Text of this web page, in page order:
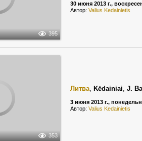
395
30 июня 2013 г.,
Автор: Valius Kedainietis
353
Литва, Kėdainiai, J.
3 июня 2013 г.,
Автор: Valius Kedainietis